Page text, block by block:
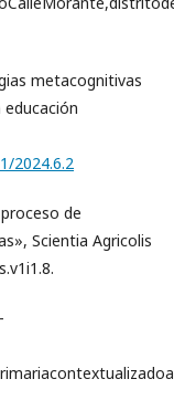
metacognitivas
2024.6.2
de
Scientia Agricolis